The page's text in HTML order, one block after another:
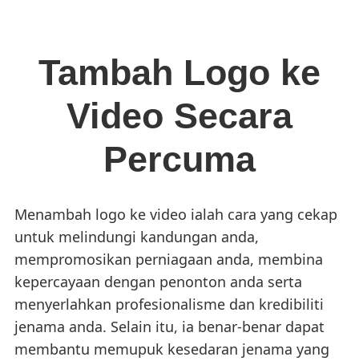
Tambah Logo ke
Video Secara
Percuma
Menambah logo ke video ialah cara yang cekap
untuk melindungi kandungan anda,
mempromosikan perniagaan anda, membina
kepercayaan dengan penonton anda serta
menyerlahkan profesionalisme dan kredibiliti
jenama anda. Selain itu, ia benar-benar dapat
membantu memupuk kesedaran jenama yang